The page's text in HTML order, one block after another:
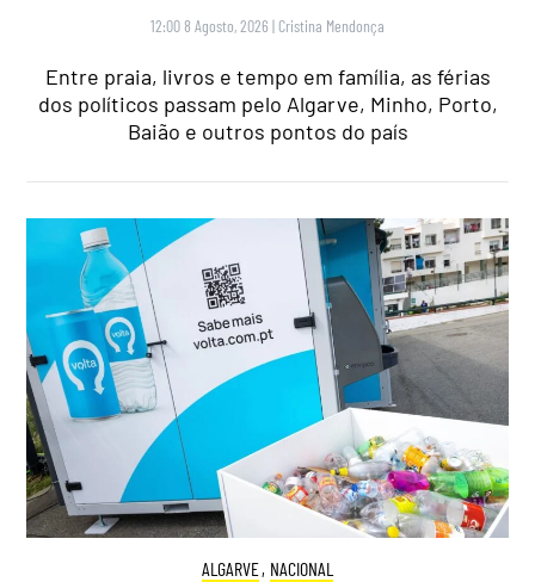
12:00 8 Agosto, 2026 | Cristina Mendonça
Entre praia, livros e tempo em família, as férias
dos políticos passam pelo Algarve, Minho, Porto,
Baião e outros pontos do país
ALGARVE, NACIONAL